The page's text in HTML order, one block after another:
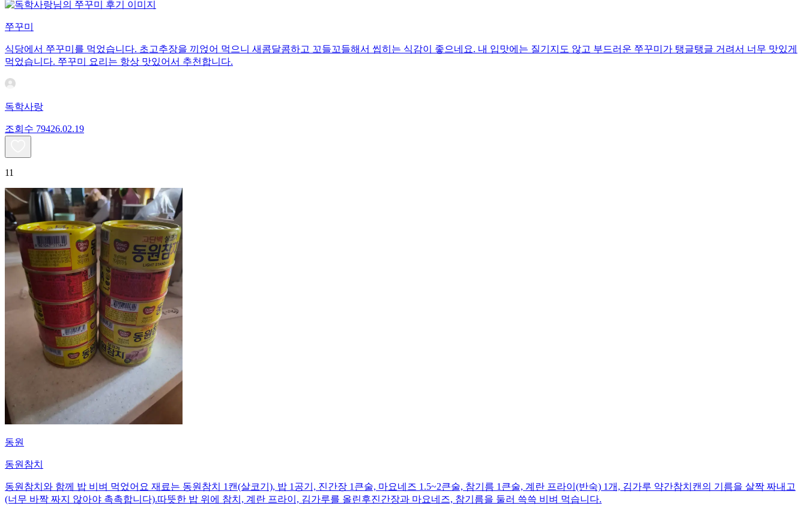
쭈꾸미
식당에서 쭈꾸미를 먹었습니다. 초고추장을 끼얹어 먹으니 새콤달콤하고 꼬들꼬들해서 씹히는 식감이 좋으네요. 내 입맛에는 질기지도 않고 부드러운 쭈꾸미가 탱글탱글 거려서 너무 맛있게
먹었습니다. 쭈꾸미 요리는 항상 맛있어서 추천합니다.
독학사랑
조회수 79426.02.19
11
동원
동원참치
동원참치와 함께 밥 비벼 먹었어요 재료는 동원참치 1캔(살코기), 밥 1공기, 진간장 1큰술, 마요네즈 1.5~2큰술, 참기름 1큰술, 계란 프라이(반숙) 1개, 김가루 약간 ​참치캔의 기름을 살짝 짜내고
(너무 바짝 짜지 않아야 촉촉합니다). ​따뜻한 밥 위에 참치, 계란 프라이, 김가루를 올린후 ​진간장과 마요네즈, 참기름을 둘러 쓱쓱 비벼 먹습니다.